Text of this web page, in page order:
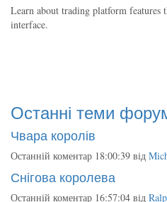
Learn about trading platform features
interface.
Останні теми
Чвара королів
Останній коментар 18:00:39 від
Снігова королева
Останній коментар 16:57:04 від